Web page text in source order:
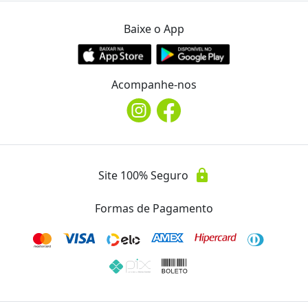
Ver Mais Ofertas
Rua Tomaz Antonio Gonzaga
(43) 3344-5812
Essa oferta ainda não possui avaliações.
Baixe o App
Acompanhe-nos
Site 100% Seguro lock
Formas de Pagamento